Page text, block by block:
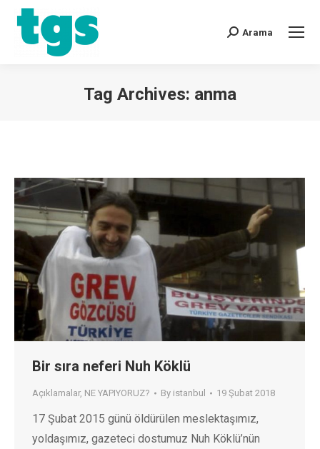
Arama
Tag Archives: anma
Bir sıra neferi Nuh Köklü
Açıklamalar, NE YAPIYORUZ? By istanbul 19 Şubat 2018
17 Şubat 2015 günü öldürülen meslektaşımız,
yoldaşımız, gazeteci dostumuz Nuh Köklü’nün